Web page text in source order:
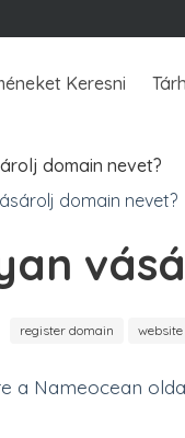
Keresni
domain nevet?
register domain website
a Nameocean